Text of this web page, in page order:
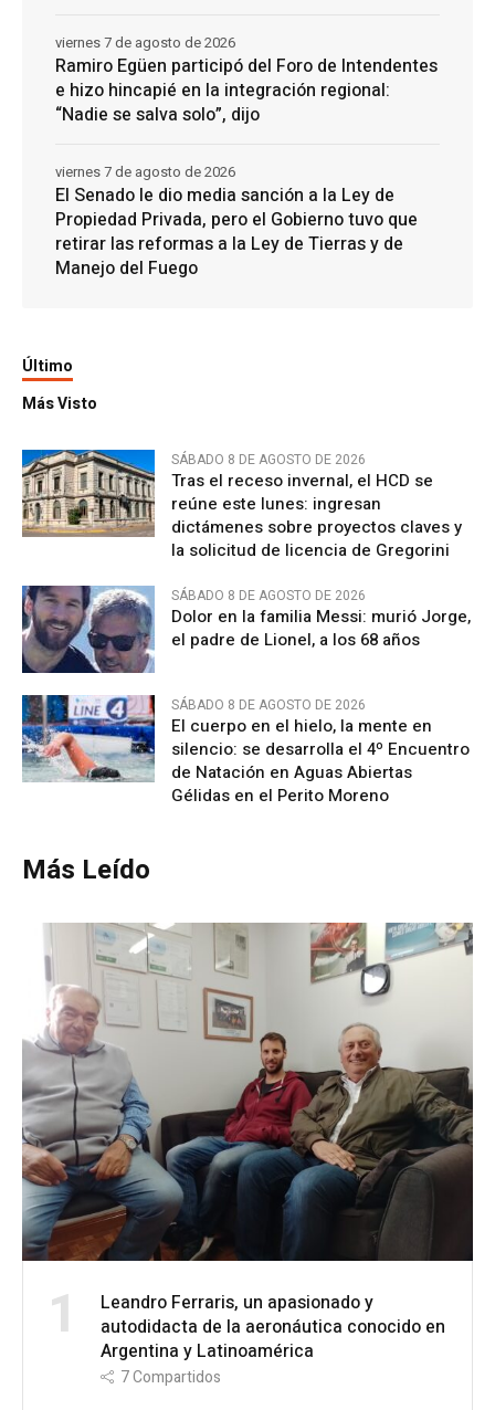
Ramiro Egüen participó del Foro de Intendentes
e hizo hincapié en la integración regional:
“Nadie se salva solo”, dijo
viernes 7 de agosto de 2026
El Senado le dio media sanción a la Ley de
Propiedad Privada, pero el Gobierno tuvo que
retirar las reformas a la Ley de Tierras y de
Manejo del Fuego
viernes 7 de agosto de 2026
Último
Más Visto
SÁBADO 8 DE AGOSTO DE 2026
Tras el receso invernal, el HCD se
reúne este lunes: ingresan
dictámenes sobre proyectos claves y
la solicitud de licencia de Gregorini
SÁBADO 8 DE AGOSTO DE 2026
Dolor en la familia Messi: murió Jorge,
el padre de Lionel, a los 68 años
SÁBADO 8 DE AGOSTO DE 2026
El cuerpo en el hielo, la mente en
silencio: se desarrolla el 4º Encuentro
de Natación en Aguas Abiertas
Gélidas en el Perito Moreno
Más Leído
1
Leandro Ferraris, un apasionado y
autodidacta de la aeronáutica conocido en
Argentina y Latinoamérica
7Compartidos